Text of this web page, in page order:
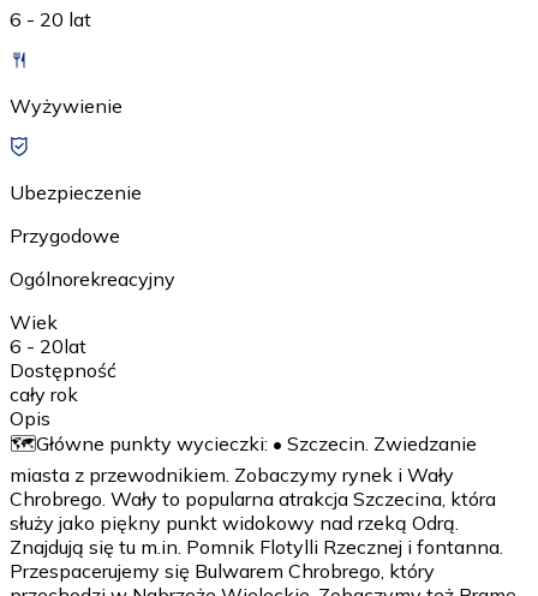
6 - 20 lat
Wyżywienie
Ubezpieczenie
Przygodowe
Ogólnorekreacyjny
Wiek
6 - 20lat
Dostępność
cały rok
Opis
🗺️Główne punkty wycieczki: • Szczecin. Zwiedzanie
miasta z przewodnikiem. Zobaczymy rynek i Wały
Chrobrego. Wały to popularna atrakcja Szczecina, która
służy jako piękny punkt widokowy nad rzeką Odrą.
Znajdują się tu m.in. Pomnik Flotylli Rzecznej i fontanna.
Przespacerujemy się Bulwarem Chrobrego, który